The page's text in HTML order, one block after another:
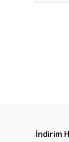
İndirim